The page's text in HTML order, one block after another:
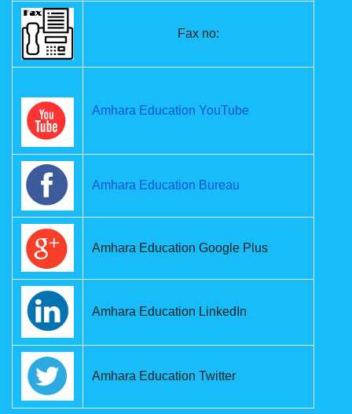
Fax no:
Amhara Education YouTube
Amhara Education Bureau
Amhara Education Google Plus
Amhara Education LinkedIn
Amhara Education Twitter